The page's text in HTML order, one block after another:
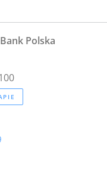
Polska